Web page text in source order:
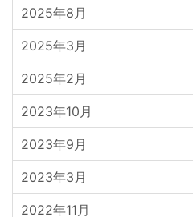
2025年8月
2025年3月
2025年2月
2023年10月
2023年9月
2023年3月
2022年11月